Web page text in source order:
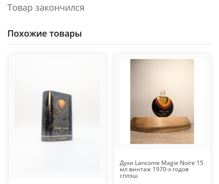
Товар закончился
Похожие товары
Духи Lancome Magie Noire 15
мл винтаж 1970-х годов
сплэш